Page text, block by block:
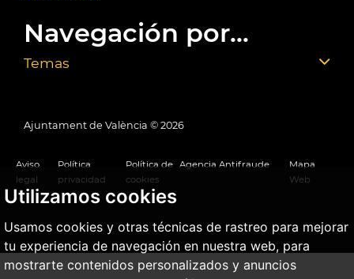
Utilizamos cookies
Usamos cookies y otras técnicas de rastreo para mejorar
tu experiencia de navegación en nuestra web, para
mostrarte contenidos personalizados y anuncios
Navegación por...
Temas
Ajuntament de València © 2026
Aviso
legal
Política
privacidad
Política de
cookies
Agencia Antifraude
Mapa
Web